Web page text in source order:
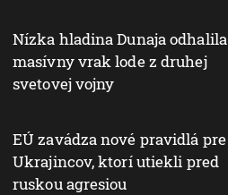
Nízka hladina Dunaja odhalila
masívny vrak lode z druhej
svetovej vojny
EÚ zavádza nové pravidlá pre
Ukrajincov, ktorí utiekli pred
ruskou agresiou